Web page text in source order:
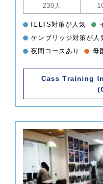
230人
IELTS対策が人気
ケンブリッジ対策が人
夜間コースあり
母
Cass Training